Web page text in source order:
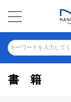
キーワードを入力して
書籍